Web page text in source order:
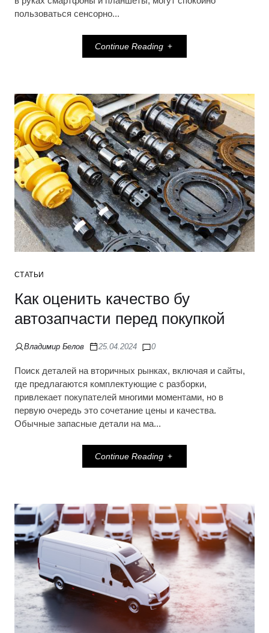
пользоваться сенсорно...
Continue Reading
СТАТЬИ
Как оценить качество бу
автозапчасти перед покупкой
Владимир Белов 25.04.2024 0
Поиск деталей на вторичных рынках, включая и сайты,
где предлагаются комплектующие с разборки,
привлекает покупателей многими моментами, но в
первую очередь это сочетание цены и качества.
Обычные запасные детали на ма...
Continue Reading